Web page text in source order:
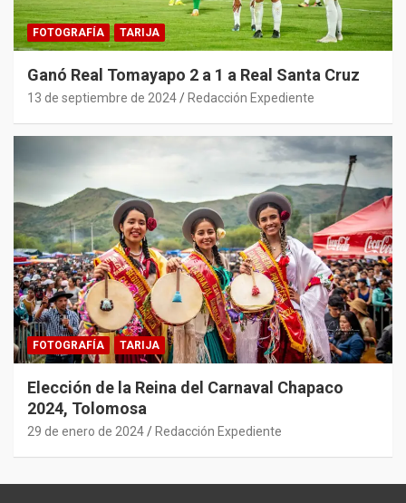
FOTOGRAFÍA TARIJA
Ganó Real Tomayapo 2 a 1 a Real Santa Cruz
13 de septiembre de 2024 Redacción Expediente
FOTOGRAFÍA TARIJA
Elección de la Reina del Carnaval Chapaco
2024, Tolomosa
29 de enero de 2024 Redacción Expediente